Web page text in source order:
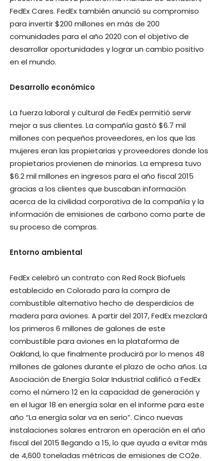
FedEx Cares. FedEx también anunció su compromiso
para invertir $200 millones en más de 200
comunidades para el año 2020 con el objetivo de
desarrollar oportunidades y lograr un cambio positivo
en el mundo.
Desarrollo económico
La fuerza laboral y cultural de FedEx permitió servir
mejor a sus clientes. La compañía gastó $6.7 mil
millones con pequeños proveedores, en los que las
mujeres eran las propietarias y proveedores donde los
propietarios provienen de minorías. La empresa tuvo
$6.2 mil millones en ingresos para el año fiscal 2015
gracias a los clientes que buscaban información
acerca de la civilidad corporativa de la compañía y la
información de emisiones de carbono como parte de
su proceso de compras.
Entorno ambiental
FedEx celebró un contrato con Red Rock Biofuels
establecido en Colorado para la compra de
combustible alternativo hecho de desperdicios de
madera para aviones. A partir del 2017, FedEx mezclará
los primeros 6 millones de galones de este
combustible para aviones en la plataforma de
Oakland, lo que finalmente producirá por lo menos 48
millones de galones durante el plazo de ocho años. La
Asociación de Energía Solar Industrial calificó a FedEx
como el número 12 en la capacidad de generación y
en el lugar 18 en energía solar en el informe para este
año “La energía solar va en serio”. Cinco nuevas
instalaciones solares entraron en operación en el año
fiscal del 2015 llegando a 15, lo que ayuda a evitar más
de 4,600 toneladas métricas de emisiones de CO2e.